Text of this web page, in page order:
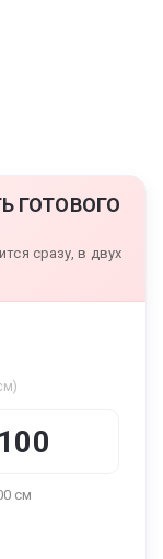
ГОТОВОГО
сразу, в двух
см